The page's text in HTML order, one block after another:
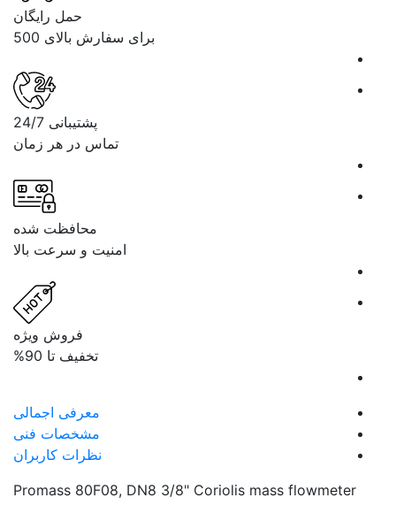
حمل رایگان
برای سفارش بالای 500
پشتیبانی 24/7
تماس در هر زمان
محافظت شده
امنیت و سرعت بالا
فروش ویژه
تخفیف تا 90%
معرفی اجمالی
مشخصات فنی
نظرات کاربران
Promass 80F08, DN8 3/8" Coriolis mass flowmeter